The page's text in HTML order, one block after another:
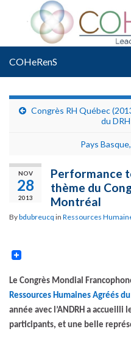
COHeRenS
Congrès RH Québec
du
Pays
NOV
28
2013
Performance
thème du
Montréal
Bybdubreucq in Ressources
Le Congrès Mondial
Ressources Humaines Agréés
année avec l’ANDRH a
participants, et une belle